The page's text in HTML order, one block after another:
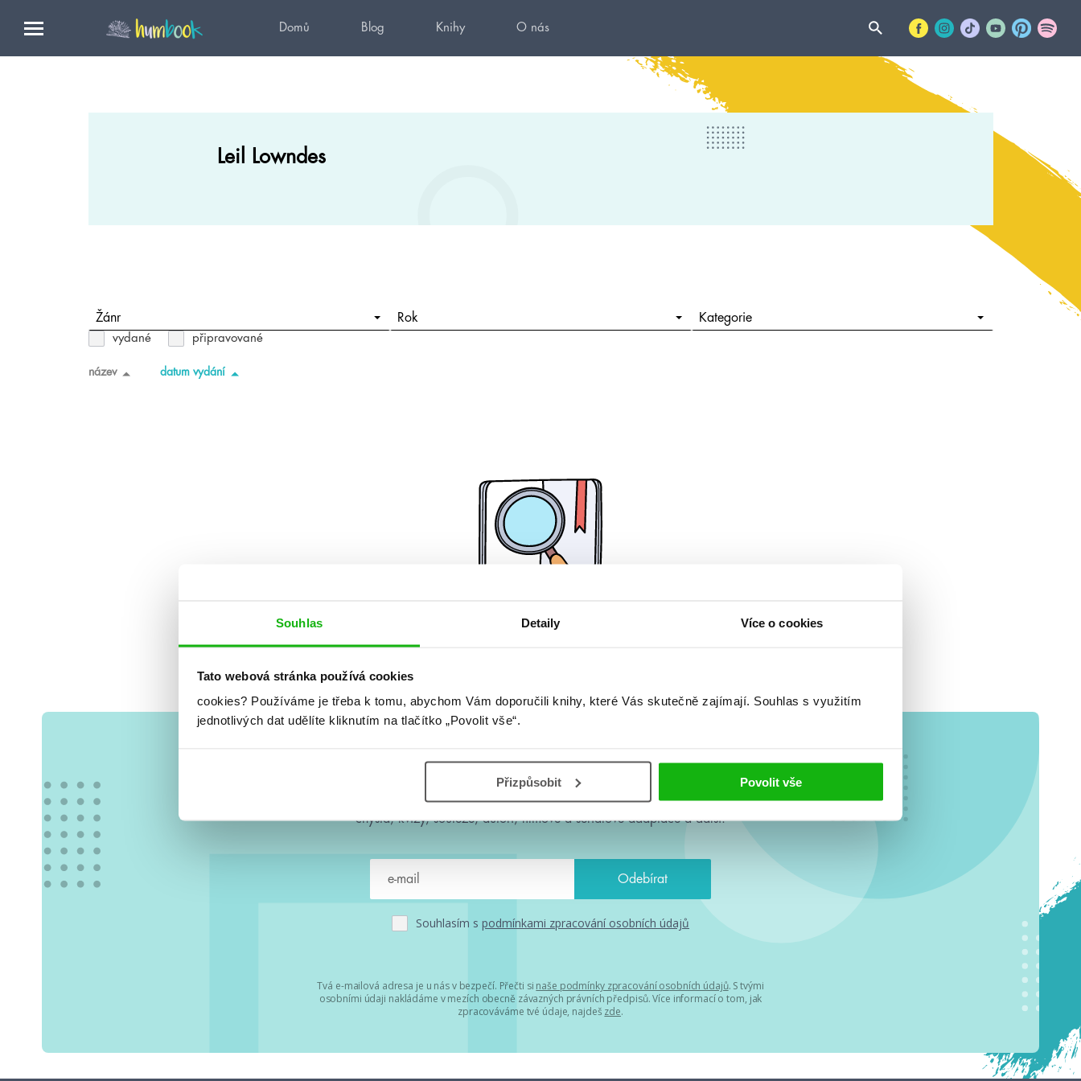
Souhlas Detaily Více o cookies
Tato webová stránka používá cookies
cookies? Používáme je třeba k tomu, abychom Vám doporučili knihy, které Vás skutečně zajímají. Souhlas s využitím
jednotlivých dat udělíte kliknutím na tlačítko „Povolit vše“.
Přizpůsobit Povolit vše
Domů Blog Knihy O nás
Leil Lowndes
Žánr Rok Kategorie
vydané připravované
název datum vydání
#HumbookNews
Vše kolem #youngadult každý měsíc rovnou do mailu! Nové knihy, co se
chystá, kvízy, soutěže, autoři, filmové a seriálové adaptace a další.
Souhlasím s podmínkami zpracování osobních údajů
Tvá e-mailová adresa je u nás v bezpečí. Přečti si naše podmínky zpracování osobních údajů. S tvými
osobními údaji nakládáme v mezích obecně závazných právních předpisů. Více informací o tom, jak
zpracováváme tvé údaje, najdeš zde.